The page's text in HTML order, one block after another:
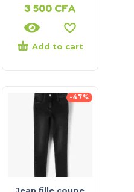
3 500 CFA
Add to cart
-47%
Jean fille coupe